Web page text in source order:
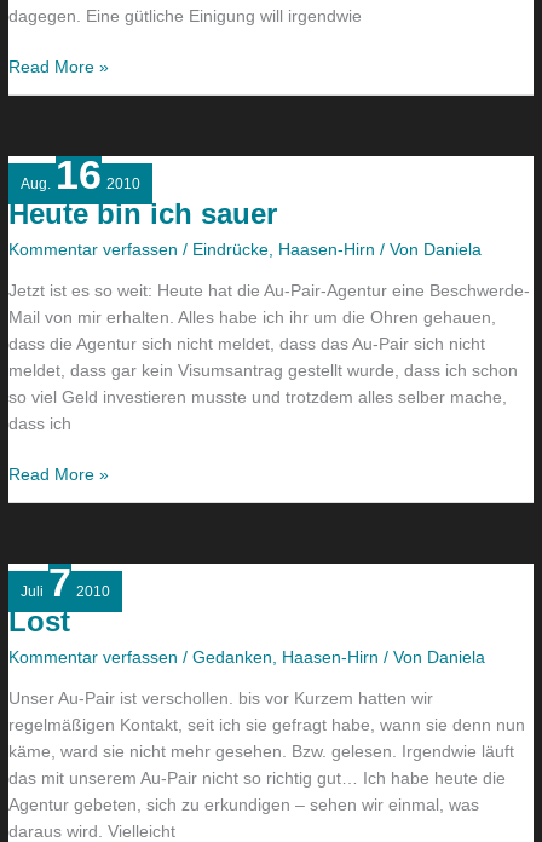
dagegen. Eine gütliche Einigung will irgendwie
Read More »
Aug. 16 2010
Heute bin ich sauer
Kommentar verfassen / Eindrücke, Haasen-Hirn / Von Daniela
Jetzt ist es so weit: Heute hat die Au-Pair-Agentur eine Beschwerde-
Mail von mir erhalten. Alles habe ich ihr um die Ohren gehauen,
dass die Agentur sich nicht meldet, dass das Au-Pair sich nicht
meldet, dass gar kein Visumsantrag gestellt wurde, dass ich schon
so viel Geld investieren musste und trotzdem alles selber mache,
dass ich
Heute
bin
ich
sauer
Read More »
Juli 7 2010
Lost
Kommentar verfassen /Gedanken Haasen-Hirn / Von Daniela
Unser Au-Pair ist verschollen. bis vor Kurzem hatten wir
regelmäßigen Kontakt, seit ich sie gefragt habe, wann sie denn nun
käme, ward sie nicht mehr gesehen. Bzw. gelesen. Irgendwie läuft
das mit unserem Au-Pair nicht so richtig gut… Ich habe heute die
Agentur gebeten, sich zu erkundigen – sehen wir einmal, was
daraus wird. Vielleicht
Lost